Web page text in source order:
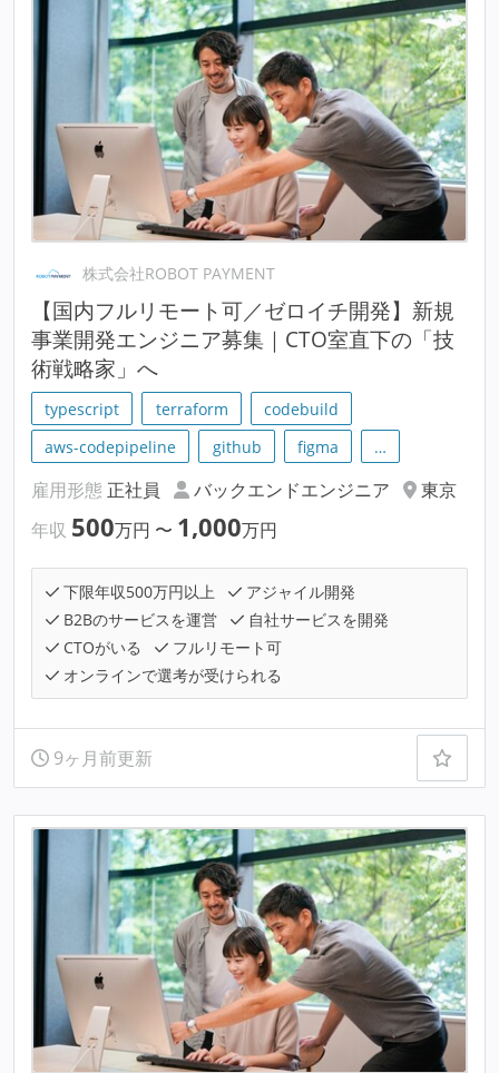
株式会社ROBOT PAYMENT
【国内フルリモート可／ゼロイチ開発】新規
事業開発エンジニア募集｜CTO室直下の「技
術戦略家」へ
typescript terraform
codebuild
aws-codepipeline
github figma …
雇用形態 正社員 バックエンドエンジニア
東京
年収 500万円 〜 1,000万円
下限年収500万円以上
アジャイル開発
B2Bのサービスを運営
自社サービスを開発
CTOがいる
フルリモート可
オンラインで選考が受けられる
9ヶ月前更新